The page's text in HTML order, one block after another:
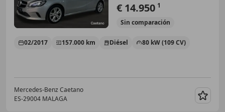
€ 14.950 1
Sin comparación
02/2017 157.000 km Diésel 80 kW (109 CV)
Mercedes-Benz Caetano
ES-29004 MALAGA